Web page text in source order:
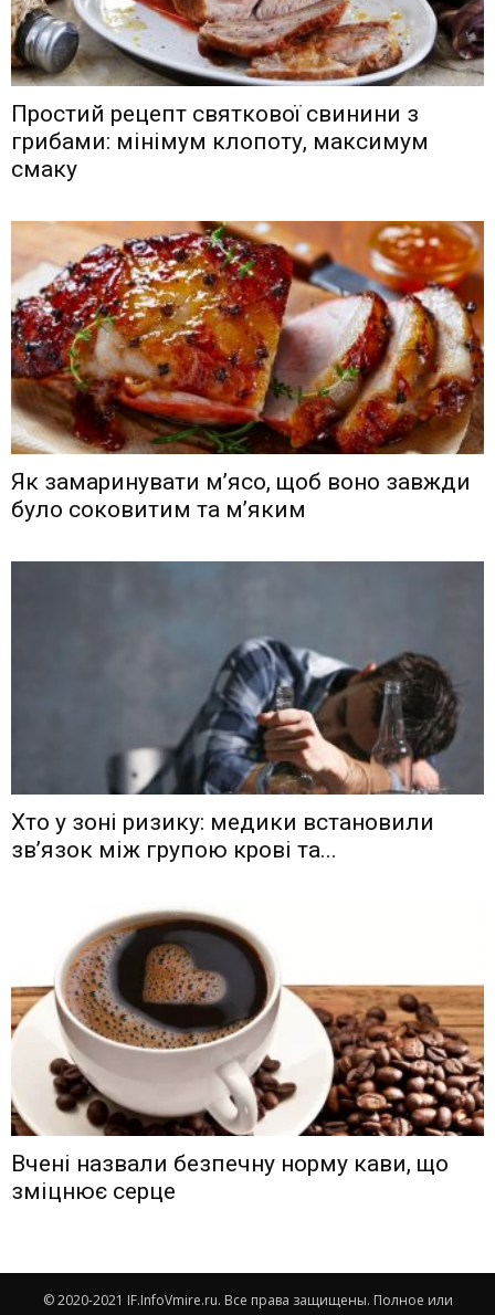
Простий рецепт святкової свинини з
грибами: мінімум клопоту, максимум
смаку
Як замаринувати м’ясо, щоб воно завжди
було соковитим та м’яким
Хто у зоні ризику: медики встановили
зв’язок між групою крові та...
Вчені назвали безпечну норму кави, що
зміцнює серце
© 2020-2021 IF.InfoVmire.ru. Все права защищены. Полное или